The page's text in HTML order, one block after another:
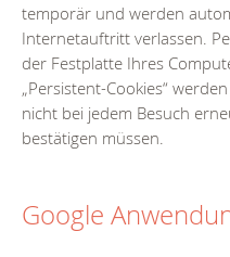
temporär und werden
Internetauftritt verlassen.
der Festplatte Ihres
„Persistent-Cookies“
nicht bei jedem Besuch
bestätigen müssen.
Google